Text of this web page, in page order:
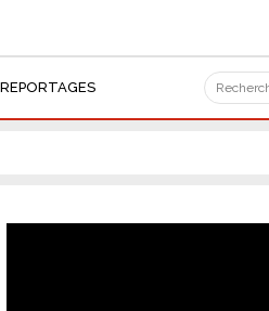
REPORTAGES